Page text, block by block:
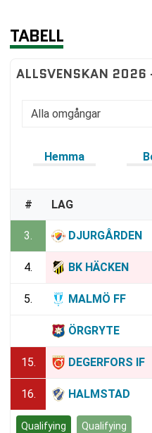
TABELL
ALLSVENSKAN 2026
Hemma
# LAG
3. DJURGÅRDEN
4. BK HÄCKEN
5. MALMÖ FF
ÖRGRYTE
15. DEGERFORS IF
16. HALMSTAD
Qualifying Qualifying